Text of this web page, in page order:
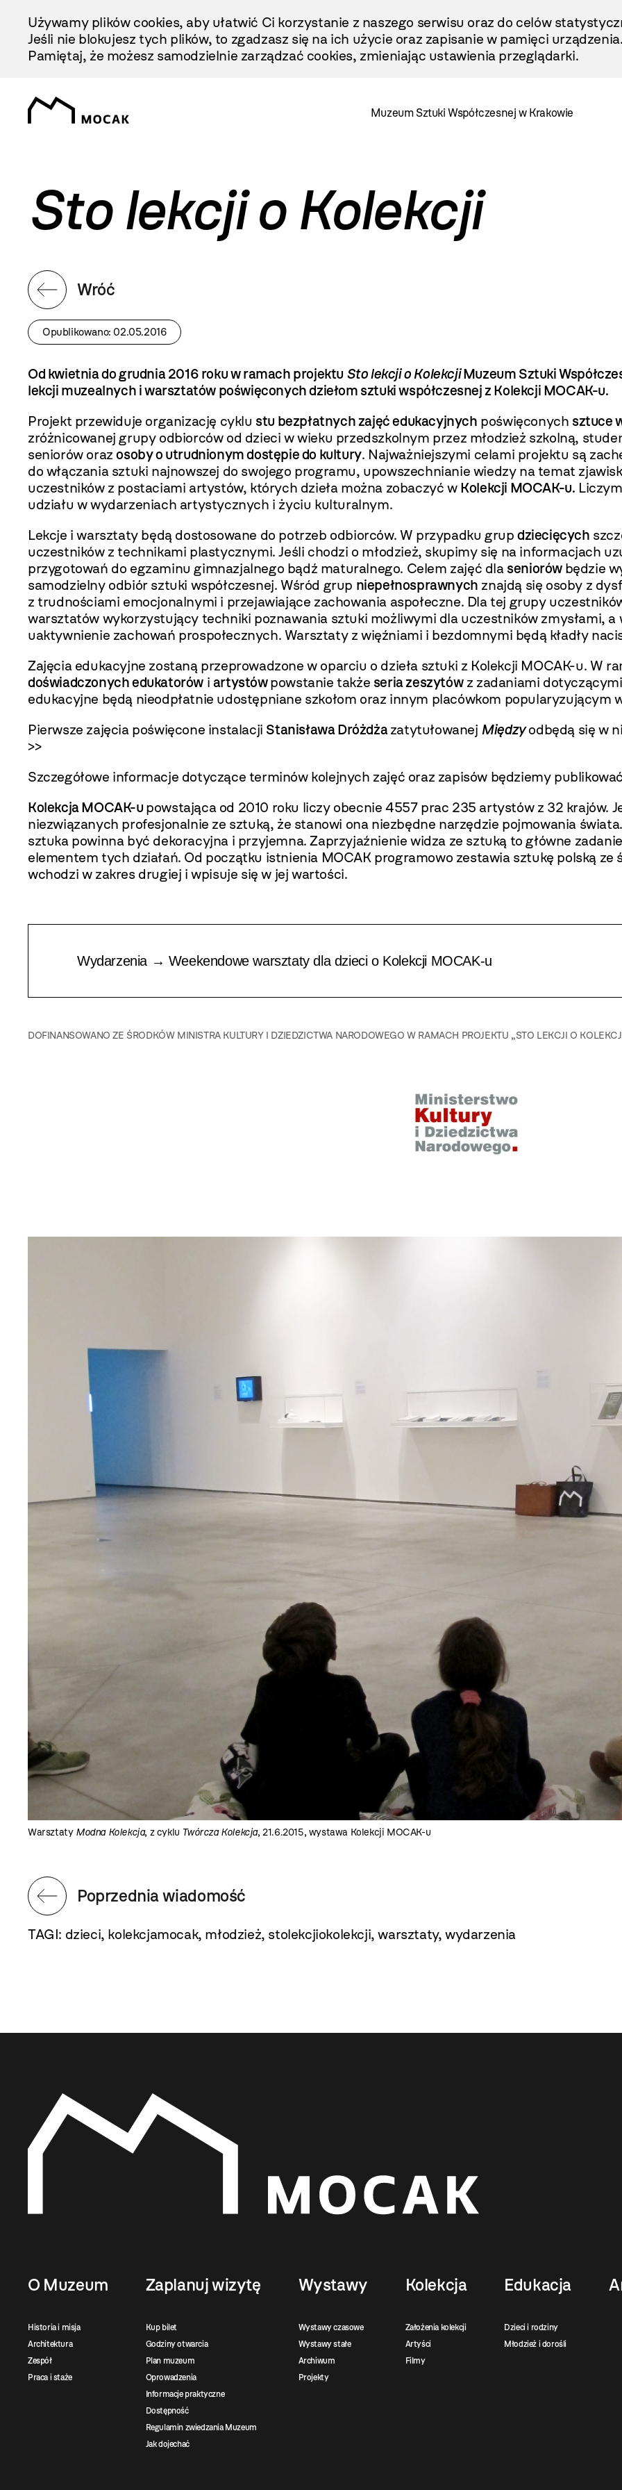
Treści
Używamy plików cookies, aby ułatwić Ci korzystanie z naszego serwisu oraz do celów
Jeśli nie blokujesz tych plików, to zgadzasz się na ich użycie oraz zapisanie w pamięci
Pamiętaj, że możesz samodzielnie zarządzać cookies, zmieniając ustawienia przeglądarki.
Muzeum Sztuki Współczesnej w Krakowie
Sto lekcji o Kolekcji
Wróć
Opublikowano: 02.05.2016
Od kwietnia do grudnia 2016 roku w ramach projektu Sto lekcji o KolekcjiMuzeum Sztuki
lekcji muzealnych i warsztatów poświęconych dziełom sztuki współczesnej z Kolekcji MOCAK-u.
Projekt przewiduje organizację cyklu stu bezpłatnych zajęć edukacyjnych poświęconych sztuce
zróżnicowanej grupy odbiorców od dzieci w wieku przedszkolnym przez młodzież szkolną,
seniorów orazosoby o utrudnionym dostępie do kultury. Najważniejszymi celami projektu są
do włączania sztuki najnowszej do swojego programu, upowszechnianie wiedzy na temat
uczestników z postaciami artystów, których dzieła można zobaczyć w Kolekcji MOCAK-u.
udziału w wydarzeniach artystycznych i życiu kulturalnym.
Lekcje i warsztaty będą dostosowane do potrzeb odbiorców. W przypadku grup dziecięcych
uczestników z technikami plastycznymi. Jeśli chodzi o młodzież, skupimy się na informacjach
przygotowań do egzaminu gimnazjalnego bądź maturalnego. Celem zajęć dla seniorów będzie
samodzielny odbiór sztuki współczesnej. Wśród grup niepełnosprawnych znajdą się osoby z
z trudnościami emocjonalnymi i przejawiające zachowania aspołeczne. Dla tej grupy
warsztatów wykorzystujący techniki poznawania sztuki możliwymi dla uczestników zmysłami, a
uaktywnienie zachowań prospołecznych. Warsztaty z więźniami i bezdomnymi będą kładły
Zajęcia edukacyjne zostaną przeprowadzone w oparciu o dzieła sztuki z Kolekcji MOCAK-u. W
doświadczonych edukatorów i artystówpowstanie także seria zeszytówz zadaniami
edukacyjne będą nieodpłatnie udostępniane szkołom oraz innym placówkom popularyzującym
Pierwsze zajęcia poświęcone instalacji Stanisława Dróżdżazatytułowanej Międzyodbędą się w
>>
Szczegółowe informacje dotyczące terminów kolejnych zajęć oraz zapisów będziemy
Kolekcja MOCAK-u powstająca od 2010 roku liczy obecnie 4557 prac 235 artystów z 32 krajów.
niezwiązanych profesjonalnie ze sztuką, że stanowi ona niezbędne narzędzie pojmowania
sztuka powinna być dekoracyjna i przyjemna. Zaprzyjaźnienie widza ze sztuką to główne
elementem tych działań. Od początku istnienia MOCAK programowo zestawia sztukę polską ze
wchodzi w zakres drugiej i wpisuje się w jej wartości.
Wydarzenia → Weekendowe warsztaty dla dzieci o Kolekcji MOCAK-u
DOFINANSOWANO ZE ŚRODKÓW MINISTRA KULTURY I DZIEDZICTWA NARODOWEGO W RAMACH PROJEKTU „STO LEKCJI O
Warsztaty Modna Kolekcja, z cyklu Twórcza Kolekcja, 21.6.2015, wystawa Kolekcji MOCAK-u
Poprzednia wiadomość
TAGI: dzieci, kolekcjamocak, młodzież, stolekcjiokolekcji,warsztaty,wydarzenia
O Muzeum
Historia i misja
Architektura
Zespół
Praca i staże
Zaplanuj wizytę
Kup bilet
Godziny otwarcia
Plan muzeum
Oprowadzenia
Informacje praktyczne
Dostępność
Regulamin zwiedzania Muzeum
Jak dojechać
Wystawy
Wystawy czasowe
Wystawy stałe
Archiwum
Projekty
Kolekcja
Założenia kolekcji
Artyści
Filmy
Edukacja
Dzieci i rodziny
Młodzież i dorośli